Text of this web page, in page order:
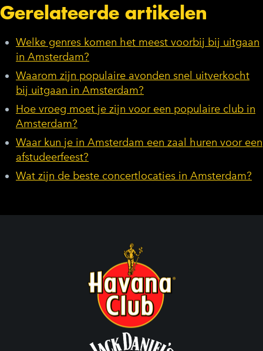
Gerelateerde artikelen
Welke genres komen het meest voorbij bij uitgaan
in Amsterdam?
Waarom zijn populaire avonden snel uitverkocht
bij uitgaan in Amsterdam?
Hoe vroeg moet je zijn voor een populaire club in
Amsterdam?
Waar kun je in Amsterdam een zaal huren voor een
afstudeerfeest?
Wat zijn de beste concertlocaties in Amsterdam?